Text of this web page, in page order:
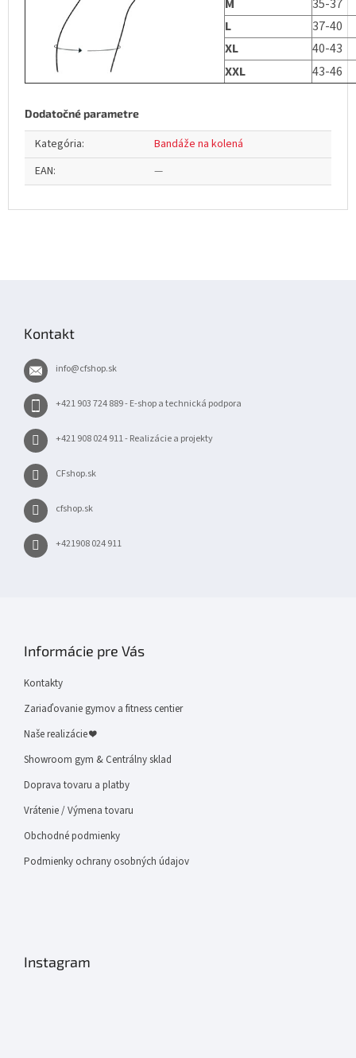
M
35-37
L
37-40
XL
40-43
XXL
43-46
Dodatočné parametre
Kategória:
Bandáže na kolená
EAN: —
Kontakt
info@cfshop.sk
+421 903 724 889 - E-shop a technická podpora
+421 908 024 911 - Realizácie a projekty
CFshop.sk
cfshop.sk
+421908 024 911
Informácie pre Vás
Kontakty
Zariaďovanie gymov a fitness centier
Naše realizácie ❤
Showroom gym & Centrálny sklad
Doprava tovaru a platby
Vrátenie / Výmena tovaru
Obchodné podmienky
Podmienky ochrany osobných údajov
Instagram